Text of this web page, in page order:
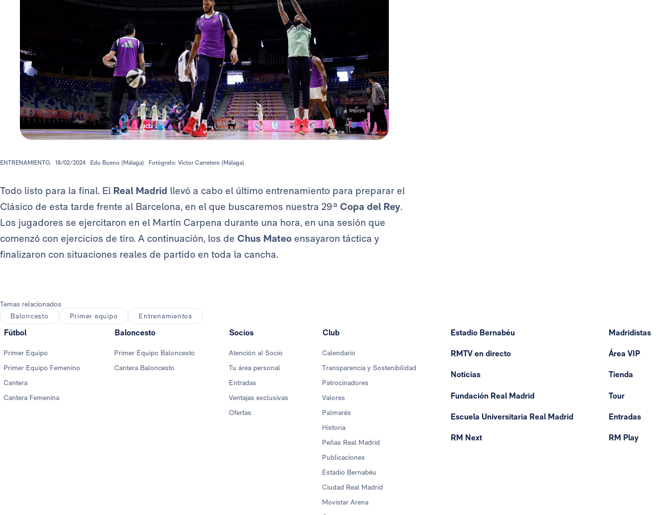
ENTRENAMIENTO. 18/02/2024 Edu Bueno (Málaga) Fotógrafo: Víctor Carretero (Málaga)
Todo listo para la final. El Real Madrid llevó a cabo el último entrenamiento para preparar el
Clásico de esta tarde frente al Barcelona, en el que buscaremos nuestra 29ª Copa del Rey.
Los jugadores se ejercitaron en el Martín Carpena durante una hora, en una sesión que
comenzó con ejercicios de tiro. A continuación, los de Chus Mateo ensayaron táctica y
finalizaron con situaciones reales de partido en toda la cancha.
Temas relacionados
Baloncesto
Primer equipo Entrenamientos
Fútbol
Primer Equipo
Primer Equipo Femenino
Cantera
Cantera Femenina
Baloncesto
Primer Equipo Baloncesto
Cantera Baloncesto
Socios
Atención al Socio
Tu área personal
Entradas
Ventajas exclusivas
Ofertas
Club
Calendario
Transparencia y Sostenibilidad
Patrocinadores
Valores
Palmarés
Historia
Peñas Real Madrid
Publicaciones
Estadio Bernabéu
Ciudad Real Madrid
Movistar Arena
Estadio Bernabéu
RMTV en directo
Noticias
Fundación Real Madrid
Escuela Universitaria Real Madrid
RM Next
Madridistas
Área VIP
Tienda
Tour
Entradas
RM Play